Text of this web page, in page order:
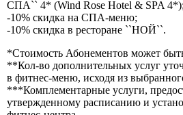
СПА`` 4* (Wind Rose Hotel & SPA 4*);
-10% скидка на СПА-меню;
-10% скидка в ресторане ``НОЙ``.
*Стоимость Абонементов может
**Кол-во дополнительных услуг
в фитнес-меню, исходя из
***Комплементарные услуги,
утвержденному расписанию и